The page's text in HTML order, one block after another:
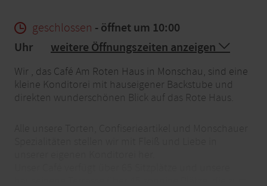
geschlossen - öffnet um 10:00
Uhr
weitere Öffnungszeiten anzeigen
Wir , das Café Am Roten Haus in Monschau, sind eine
kleine Konditorei mit hauseigener Backstube und
direkten wunderschönen Blick auf das Rote Haus.